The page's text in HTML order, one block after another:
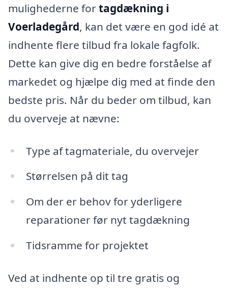
mulighederne fortagdækning i
Voerladegård, kan det være en god idé at
indhente flere tilbud fra lokale fagfolk.
Dette kan give dig en bedre forståelse af
markedet og hjælpe dig med at finde den
bedste pris. Når du beder om tilbud, kan
du overveje at nævne:
Type af tagmateriale, du overvejer
Størrelsen på dit tag
Om der er behov for yderligere
reparationer før nyt tagdækning
Tidsramme for projektet
Ved at indhente op til tre gratis og